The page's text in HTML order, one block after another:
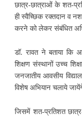
छात्र-छात्राओं के शत-
ही स्वैच्छिक रक्तदान व
करने को लेकर संबंधित
डॉ. रावत ने बताया
शिक्षण संस्थानों उच्च
जनजातीय आवसीय
विशेष अभियान चलाये
जिसमें शत-प्रतिशत